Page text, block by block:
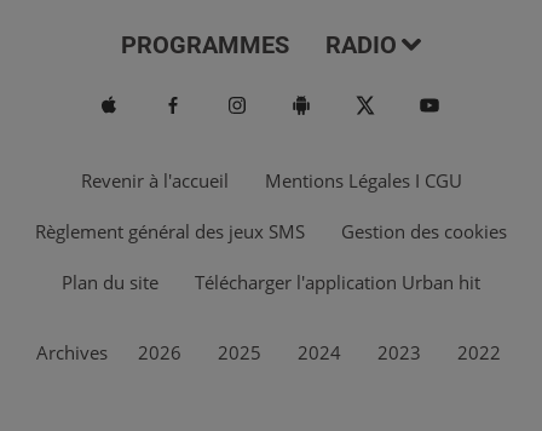
PROGRAMMES RADIO
Revenir à l'accueil Mentions Légales I CGU
Règlement général des jeux SMS Gestion des cookies
Plan du site Télécharger l'application Urban hit
Archives 2026 2025 2024 2023 2022